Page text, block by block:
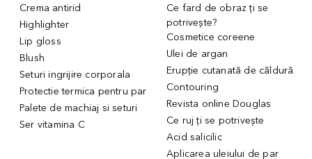
Crema antirid
Highlighter
Lip gloss
Blush
Seturi ingrijire corporala
Protectie termica pentru par
Palete de machiaj si seturi
Ser vitamina C
Ce fard de obraz ți se
potrivește?
Cosmetice coreene
Ulei de argan
Erupție cutanată de căldură
Contouring
Revista online Douglas
Ce ruj ți se potrivește
Acid salicilic
Aplicarea uleiului de par